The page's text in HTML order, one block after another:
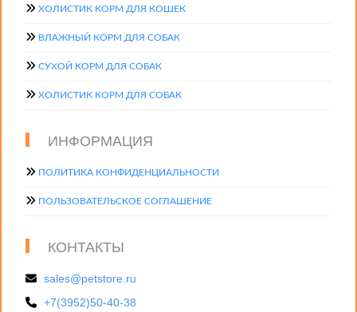
ХОЛИСТИК КОРМ ДЛЯ КОШЕК
ВЛАЖНЫЙ КОРМ ДЛЯ СОБАК
СУХОЙ КОРМ ДЛЯ СОБАК
ХОЛИСТИК КОРМ ДЛЯ СОБАК
ИНФОРМАЦИЯ
ПОЛИТИКА КОНФИДЕНЦИАЛЬНОСТИ
ПОЛЬЗОВАТЕЛЬСКОЕ СОГЛАШЕНИЕ
КОНТАКТЫ
sales@petstore.ru
+7(3952)50-40-38